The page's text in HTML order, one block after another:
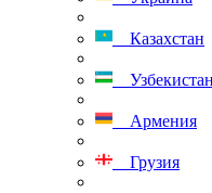
Казахстан
Узбекистан
Армения
Грузия